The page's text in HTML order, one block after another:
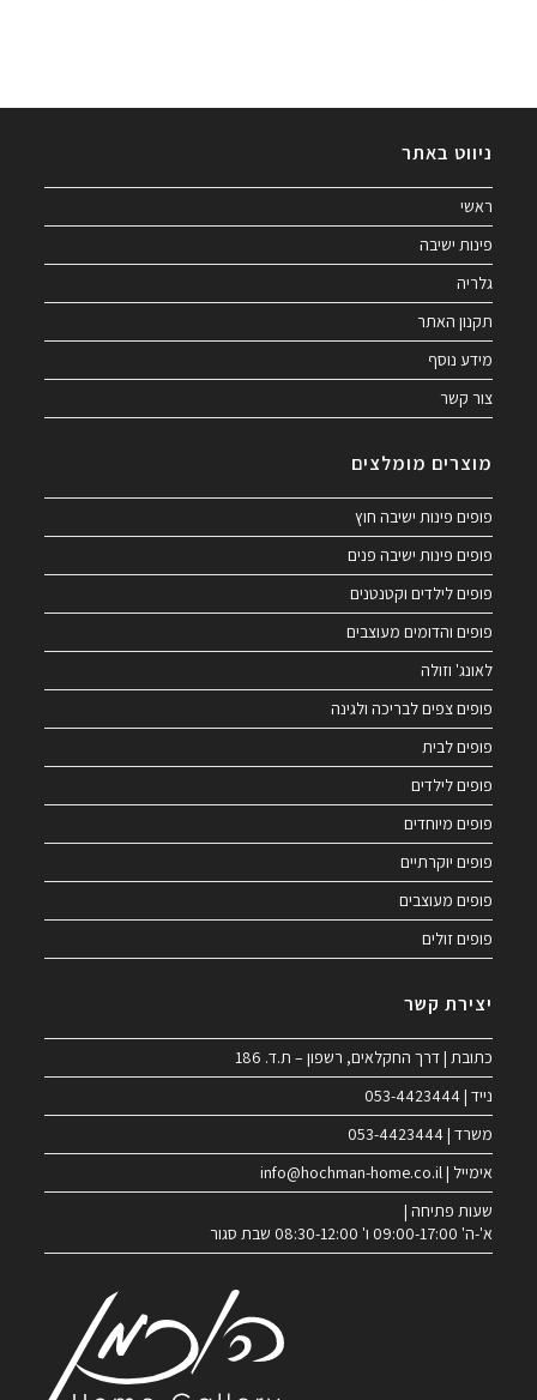
ניווט באתר
ראשי
פינות ישיבה
גלריה
תקנון האתר
מידע נוסף
צור קשר
מוצרים מומלצים
פופים פינות ישיבה חוץ
פופים פינות ישיבה פנים
פופים לילדים וקטנטנים
פופים והדומים מעוצבים
לאונג' וזולה
פופים צפים לבריכה ולגינה
פופים לבית
פופים לילדים
פופים מיוחדים
פופים יוקרתיים
פופים מעוצבים
פופים זולים
יצירת קשר
כתובת | דרך החקלאים, רשפון – ת.ד. 186
נייד | 053-4423444
משרד | 053-4423444
אימייל | info@hochman-home.co.il
שעות פתיחה |
א'-ה' 09:00-17:00 ו' 08:30-12:00 שבת סגור